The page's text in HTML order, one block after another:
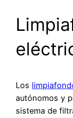
Los
autónomos y
sistema de